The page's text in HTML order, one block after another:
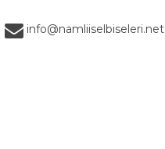
info@namliiselbiseleri.net